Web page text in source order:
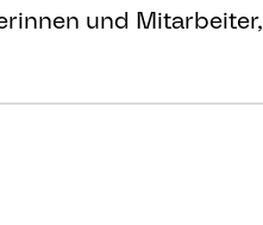
und Mitarbeiter,